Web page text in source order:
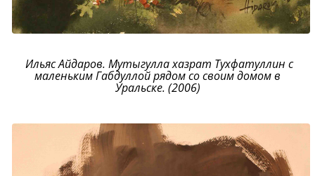
Ильяс Айдаров. Мутыгулла хазрат Тухфатуллин с
маленьким Габдуллой рядом со своим домом в
Уральске. (2006)